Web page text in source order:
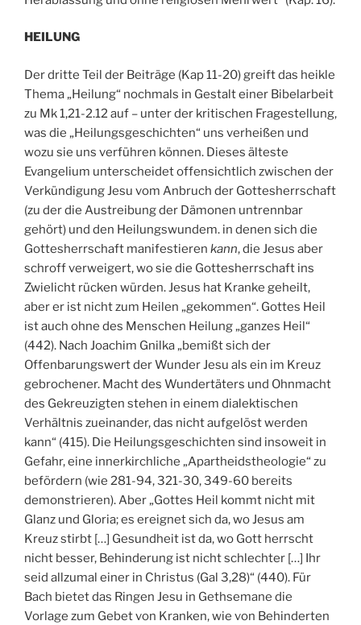
HEILUNG
Der dritte Teil der Beiträge (Kap 11-20) greift das heikle
Thema „Heilung“ nochmals in Gestalt einer Bibelarbeit
zu Mk 1,21-2.12 auf – unter der kritischen Fragestellung,
was die „Heilungsgeschichten“ uns verheißen und
wozu sie uns verführen können. Dieses älteste
Evangelium unterscheidet offensichtlich zwischen der
Verkündigung Jesu vom Anbruch der Gottesherrschaft
(zu der die Austreibung der Dämonen untrennbar
gehört) und den Heilungswundem. in denen sich die
Gottesherrschaft manifestieren kann, die Jesus aber
schroff verweigert, wo sie die Gottesherrschaft ins
Zwielicht rücken würden. Jesus hat Kranke geheilt,
aber er ist nicht zum Heilen „gekommen“. Gottes Heil
ist auch ohne des Menschen Heilung „ganzes Heil“
(442). Nach Joachim Gnilka „bemißt sich der
Offenbarungswert der Wunder Jesu als ein im Kreuz
gebrochener. Macht des Wundertäters und Ohnmacht
des Gekreuzigten stehen in einem dialektischen
Verhältnis zueinander, das nicht aufgelöst werden
kann“ (415). Die Heilungsgeschichten sind insoweit in
Gefahr, eine innerkirchliche „Apartheidstheologie“ zu
befördern (wie 281-94, 321-30, 349-60 bereits
demonstrieren). Aber „Gottes Heil kommt nicht mit
Glanz und Gloria; es ereignet sich da, wo Jesus am
Kreuz stirbt […] Gesundheit ist da, wo Gott herrscht
nicht besser, Behinderung ist nicht schlechter […] Ihr
seid allzumal einer in Christus (Gal 3,28)“ (440). Für
Bach bietet das Ringen Jesu in Gethsemane die
Vorlage zum Gebet von Kranken, wie von Behinderten